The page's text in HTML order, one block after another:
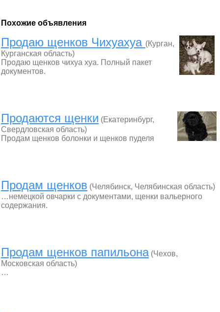
Похожие объявления
Продаю щенков Чихуахуа (Курган,
Курганская область)
Продаю щенков чихуа хуа. Полный пакет
документов.
Продаются щенки (Екатеринбург,
Свердловская область)
Продам щенков болонки и щенков пуделя
Продам щенков (Челябинск, Челябинская область)
…немецкой овчарки с документами, щенки вальерного
содержания.
Продам щенков папильона(Чехов,
Московская область)
…